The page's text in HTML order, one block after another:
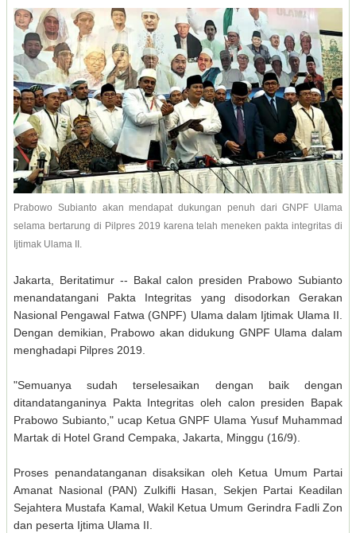
Prabowo Subianto akan mendapat dukungan penuh dari GNPF Ulama
selama bertarung di Pilpres 2019 karena telah meneken pakta integritas di
Ijtimak Ulama II.
Jakarta, Beritatimur -- Bakal calon presiden Prabowo Subianto
menandatangani Pakta Integritas yang disodorkan Gerakan
Nasional Pengawal Fatwa (GNPF) Ulama dalam Ijtimak Ulama II.
Dengan demikian, Prabowo akan didukung GNPF Ulama dalam
menghadapi Pilpres 2019.
"Semuanya sudah terselesaikan dengan baik dengan
ditandatanganinya Pakta Integritas oleh calon presiden Bapak
Prabowo Subianto," ucap Ketua GNPF Ulama Yusuf Muhammad
Martak di Hotel Grand Cempaka, Jakarta, Minggu (16/9).
Proses penandatanganan disaksikan oleh Ketua Umum Partai
Amanat Nasional (PAN) Zulkifli Hasan, Sekjen Partai Keadilan
Sejahtera Mustafa Kamal, Wakil Ketua Umum Gerindra Fadli Zon
dan peserta Ijtima Ulama II.